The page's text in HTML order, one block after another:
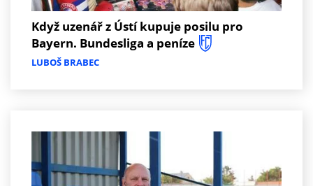
Když uzenář z Ústí kupuje posilu pro
Bayern. Bundesliga a peníze
LUBOŠ BRABEC